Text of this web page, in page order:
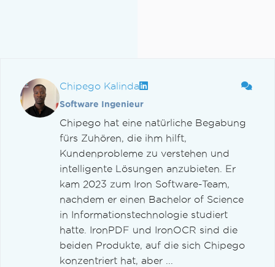
Chipego Kalinda
Software Ingenieur
Chipego hat eine natürliche Begabung
fürs Zuhören, die ihm hilft,
Kundenprobleme zu verstehen und
intelligente Lösungen anzubieten. Er
kam 2023 zum Iron Software-Team,
nachdem er einen Bachelor of Science
in Informationstechnologie studiert
hatte. IronPDF und IronOCR sind die
beiden Produkte, auf die sich Chipego
konzentriert hat, aber ...